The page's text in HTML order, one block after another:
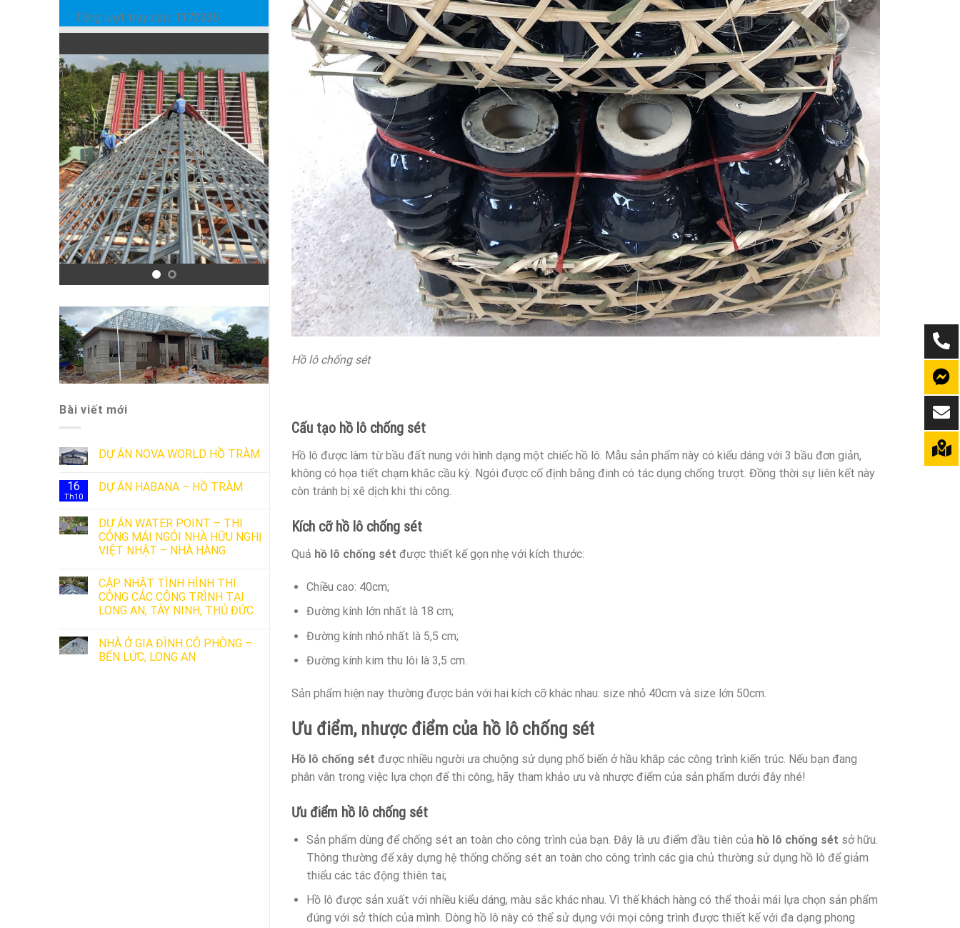
Tổng lượt truy cập: 1172335
Bài viết mới
DỰ ÁN NOVA WORLD HỒ TRÀM
16
Th10
DỰ ÁN HABANA – HỒ TRÀM
DỰ ÁN WATER POINT – THI
CÔNG MÁI NGÓI NHÀ HỮU NGHỊ
VIỆT NHẬT – NHÀ HÀNG
CẬP NHẬT TÌNH HÌNH THI
CÔNG CÁC CÔNG TRÌNH TẠI
LONG AN, TÂY NINH, THỦ ĐỨC
NHÀ Ở GIA ĐÌNH CÔ PHÒNG –
BẾN LỨC, LONG AN
Hồ lô chống sét
Cấu tạo hồ lô chống sét
Hồ lô được làm từ bầu đất nung với hình dạng một chiếc hồ lô. Mẫu sản phẩm này có kiểu dáng với 3 bầu đơn giản,
không có họa tiết chạm khắc cầu kỳ. Ngói được cố định bằng đinh có tác dụng chống trượt. Đồng thời sự liên kết này
còn tránh bị xê dịch khi thi công.
Kích cỡ hồ lô chống sét
Quả hồ lô chống sét được thiết kế gọn nhẹ với kích thước:
Chiều cao: 40cm;
Đường kính lớn nhất là 18 cm;
Đường kính nhỏ nhất là 5,5 cm;
Đường kính kim thu lôi là 3,5 cm.
Sản phẩm hiện nay thường được bán với hai kích cỡ khác nhau: size nhỏ 40cm và size lớn 50cm.
Ưu điểm, nhược điểm của hồ lô chống sét
Hồ lô chống sét được nhiều người ưa chuộng sử dụng phổ biến ở hầu khắp các công trình kiến trúc. Nếu bạn đang
phân vân trong việc lựa chọn để thi công, hãy tham khảo ưu và nhược điểm của sản phẩm dưới đây nhé!
Ưu điểm hồ lô chống sét
Sản phẩm dùng để chống sét an toàn cho công trình của bạn. Đây là ưu điểm đầu tiên của hồ lô chống sét sở hữu.
Thông thường để xây dựng hệ thống chống sét an toàn cho công trình các gia chủ thường sử dụng hồ lô để giảm
thiểu các tác động thiên tai;
Hồ lô được sản xuất với nhiều kiểu dáng, màu sắc khác nhau. Vì thế khách hàng có thể thoải mái lựa chọn sản phẩm
đúng với sở thích của mình. Dòng hồ lô này có thể sử dụng với mọi công trình được thiết kế với đa dạng phong